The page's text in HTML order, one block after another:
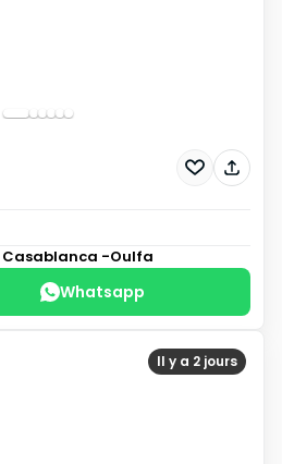
Casablanca -Oulfa
Whatsapp
Il y a 2 jours